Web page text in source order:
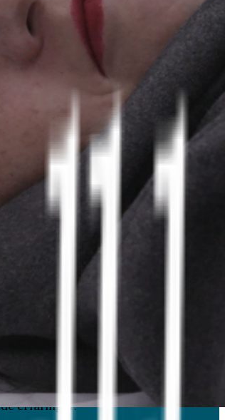
erfaringer.